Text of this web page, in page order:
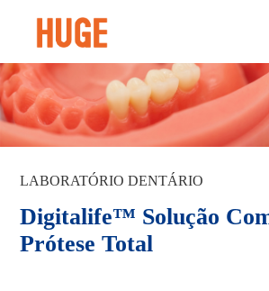
LABORATÓRIO DENTÁRIO
Digitalife™ Solução
Prótese Total